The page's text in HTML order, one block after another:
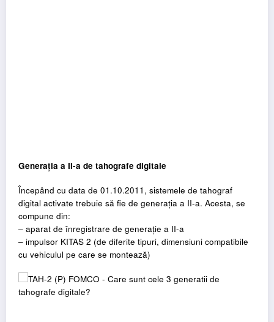
Generația a II-a de tahografe digitale
Începând cu data de 01.10.2011, sistemele de tahograf
digital activate trebuie să fie de generația a II-a. Acesta, se
compune din:
– aparat de înregistrare de generație a II-a
– impulsor KITAS 2 (de diferite tipuri, dimensiuni compatibile
cu vehiculul pe care se montează)